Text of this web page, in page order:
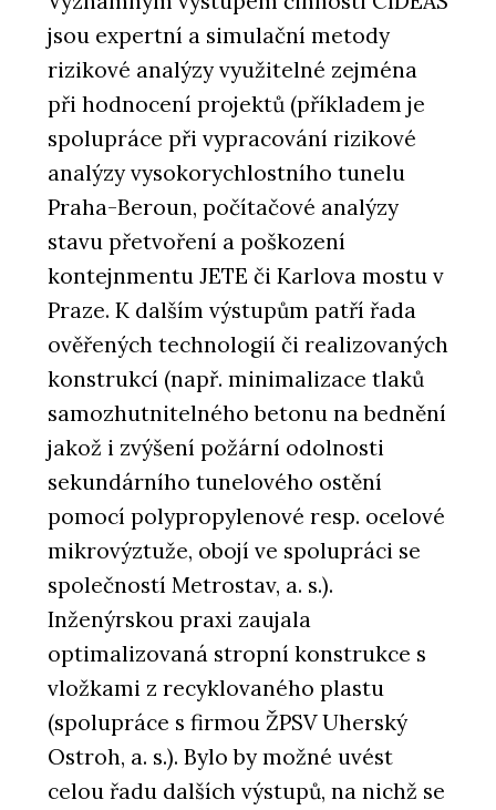
jsou expertní a simulační metody
rizikové analýzy využitelné zejména
při hodnocení projektů (příkladem je
spolupráce při vypracování rizikové
analýzy vysokorychlostního tunelu
Praha-Beroun, počítačové analýzy
stavu přetvoření a poškození
kontejnmentu JETE či Karlova mostu v
Praze. K dalším výstupům patří řada
ověřených technologií či realizovaných
konstrukcí (např. minimalizace tlaků
samozhutnitelného betonu na bednění
jakož i zvýšení požární odolnosti
sekundárního tunelového ostění
pomocí polypropylenové resp. ocelové
mikrovýztuže, obojí ve spolupráci se
společností Metrostav, a. s.).
Inženýrskou praxi zaujala
optimalizovaná stropní konstrukce s
vložkami z recyklovaného plastu
(spolupráce s firmou ŽPSV Uherský
Ostroh, a. s.). Bylo by možné uvést
celou řadu dalších výstupů, na nichž se